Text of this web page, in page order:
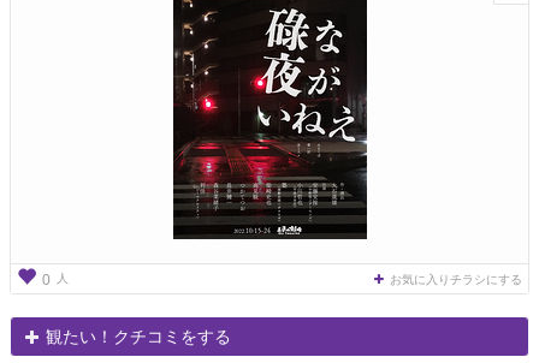
0 人 お気に入りチラシにする
観たい！クチコミをする